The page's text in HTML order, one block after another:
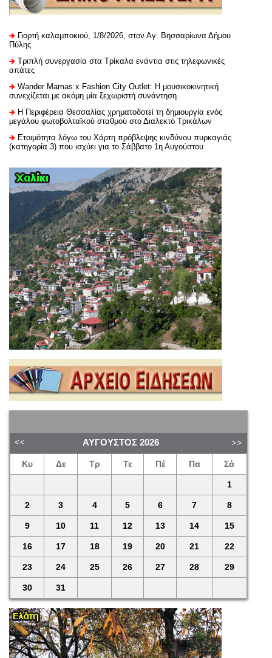
Γιορτή καλαμποκιού, 1/8/2026, στον Αγ. Βησσαρίωνα Δήμου
Πύλης
Τριπλή συνεργασία στα Τρίκαλα ενάντια στις τηλεφωνικές
απάτες
Wander Mamas x Fashion City Outlet: Η μουσικοκινητική
συνεχίζεται με ακόμη μία ξεχωριστή συνάντηση
H Περιφέρεια Θεσσαλίας χρηματοδοτεί τη δημιουργία ενός
μεγάλου φωτοβολταϊκού σταθμού στο Διαλεκτό Τρικάλων
Ετοιμότητα λόγω του Χάρτη πρόβλεψης κινδύνου πυρκαγιάς
(κατηγορία 3) που ισχύει για το Σάββατο 1η Αυγούστου
ΑΎΓΟΥΣΤΟΣ 2026
Κυ Δε Τρ Τε Πέ Πα Σά
1
2 3 4 5 6 7 8
9 10 11 12 13 14 15
16 17 18 19 20 21 22
23 24 25 26 27 28 29
30 31